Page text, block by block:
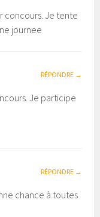
concours. Je tente
journee
RÉPONDRE
Je participe
RÉPONDRE
chance à toutes